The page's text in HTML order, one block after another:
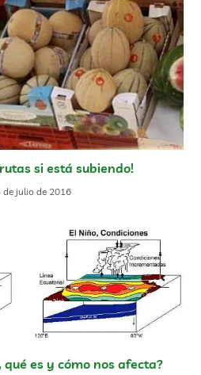
si está subiendo!
de julio de 2016
qué es y cómo nos afecta?